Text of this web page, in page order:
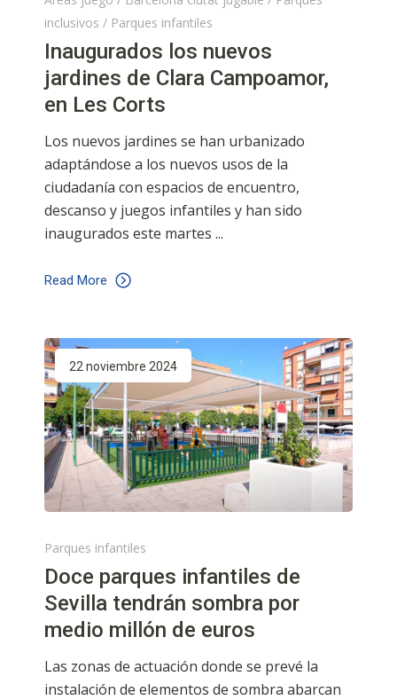
inclusivos / Parques infantiles
Inaugurados los nuevos
jardines de Clara Campoamor,
en Les Corts
Los nuevos jardines se han urbanizado
adaptándose a los nuevos usos de la
ciudadanía con espacios de encuentro,
descanso y juegos infantiles y han sido
inaugurados este martes
Read More
22 noviembre 2024
Parques infantiles
Doce parques infantiles de
Sevilla tendrán sombra por
medio millón de euros
Las zonas de actuación donde se prevé la
instalación de elementos de sombra abarcan